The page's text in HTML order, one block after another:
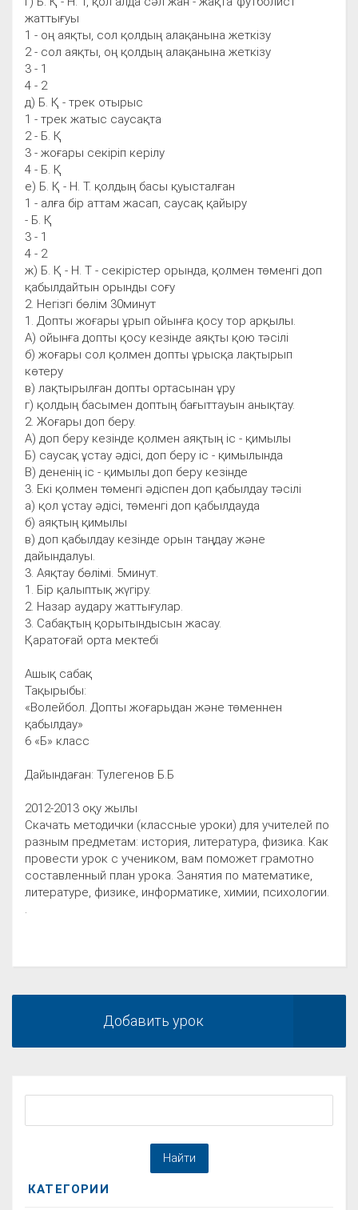
жаттығуы
1 - оң аяқты, сол қолдың алақанына жеткізу
2 - сол аяқты, оң қолдың алақанына жеткізу
3 - 1
4 - 2
д) Б. Қ - трек отырыс
1 - трек жатыс саусақта
2 - Б. Қ
3 - жоғары секіріп керілу
4 - Б. Қ
е) Б. Қ - Н. Т. қолдың басы қуысталған
1 - алға бір аттам жасап, саусақ қайыру
- Б. Қ
3 - 1
4 - 2
ж) Б. Қ - Н. Т - секірістер орында, қолмен төменгі доп
қабылдайтын орынды соғу
2. Негізгі бөлім 30минут
1. Допты жоғары ұрып ойынға қосу тор арқылы.
А) ойынға допты қосу кезінде аяқты қою тәсілі
б) жоғары сол қолмен допты ұрысқа лақтырып
көтеру
в) лақтырылған допты ортасынан ұру
г) қолдың басымен доптың бағыттауын анықтау.
2. Жоғары доп беру.
А) доп беру кезінде қолмен аяқтың іс - қимылы
Б) саусақ ұстау әдісі, доп беру іс - қимылында
В) дененің іс - қимылы доп беру кезінде
3. Екі қолмен төменгі әдіспен доп қабылдау тәсілі
а) қол ұстау әдісі, төменгі доп қабылдауда
б) аяқтың қимылы
в) доп қабылдау кезінде орын таңдау және
дайындалуы.
3. Аяқтау бөлімі. 5минут.
1. Бір қалыптық жүгіру.
2. Назар аудару жаттығулар.
3. Сабақтың қорытындысын жасау.
Қаратоғай орта мектебі
Ашық сабақ
Тақырыбы:
«Волейбол. Допты жоғарыдан және төменнен
қабылдау»
6 «Б» класс
Дайындаған: Тулегенов Б.Б
2012-2013 оқу жылы
Скачать методички (классные уроки) для учителей по
разным предметам: история, литература, физика. Как
провести урок с учеником, вам поможет грамотно
составленный план урока. Занятия по математике,
литературе, физике, информатике, химии, психологии.
Добавить урок
КАТЕГОРИИ